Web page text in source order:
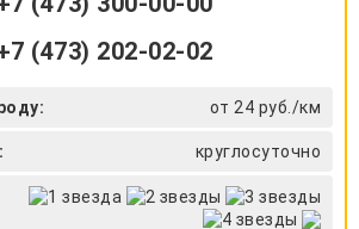
(473) 202-02-02
от 24 руб./км
круглосуточно